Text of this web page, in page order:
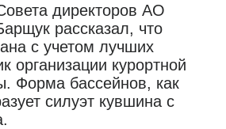
директоров АО
рассказал, что
с учетом лучших
организации курортной
Форма бассейнов, как
силуэт кувшина с